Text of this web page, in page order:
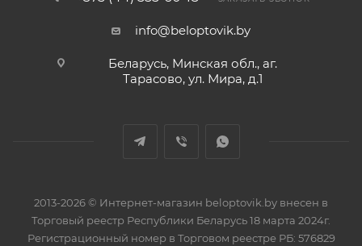
info@beloptovik.by
Беларусь, Минская обл., аг.
Тарасово, ул. Мира, д.1
2013-2026 © Интернет-магазин beloptovik.by внесен в
Торговый реестр Республики Беларусь 18 марта 2024г.
Регистрационный номер в Торговом реестре РБ: 576829